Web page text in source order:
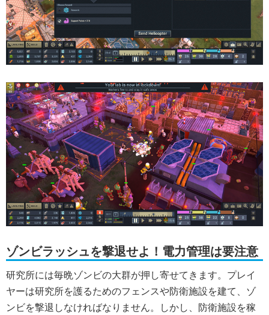
ゾンビラッシュを撃退せよ！電力管理は要注意
研究所には毎晩ゾンビの大群が押し寄せてきます。プレイ
ヤーは研究所を護るためのフェンスや防衛施設を建て、ゾ
ンビを撃退しなければなりません。しかし、防衛施設を稼